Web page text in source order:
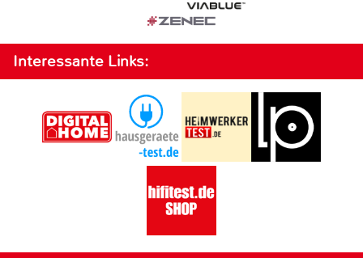
Interessante Links: